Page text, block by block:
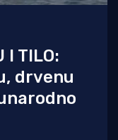
I TILO:
drvenu